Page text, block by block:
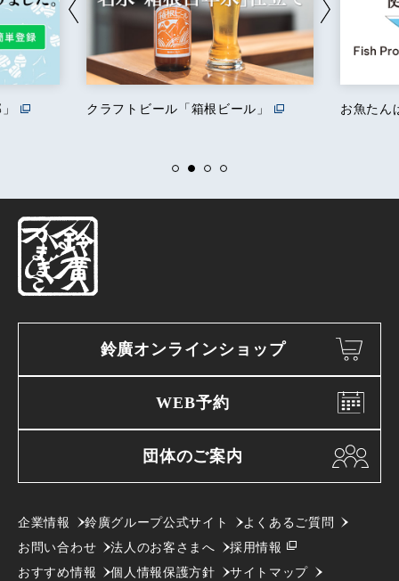
クラフトビール「箱根ビール」 お魚たん
鈴廣オンラインショップ
WEB予約
団体のご案内
企業情報 鈴廣グループ公式サイト
よくあるご質問
お問い合わせ
法人のお客さまへ
採用情報
おすすめ情報
個人情報保護方針 サイトマップ